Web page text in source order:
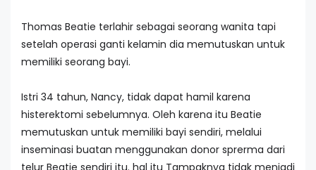
Thomas Beatie terlahir sebagai seorang wanita tapi
setelah operasi ganti kelamin dia memutuskan untuk
memiliki seorang bayi.
Istri 34 tahun, Nancy, tidak dapat hamil karena
histerektomi sebelumnya. Oleh karena itu Beatie
memutuskan untuk memiliki bayi sendiri, melalui
inseminasi buatan menggunakan donor sprerma dari
telur Beatie sendiri itu. hal itu Tampaknya tidak menjadi